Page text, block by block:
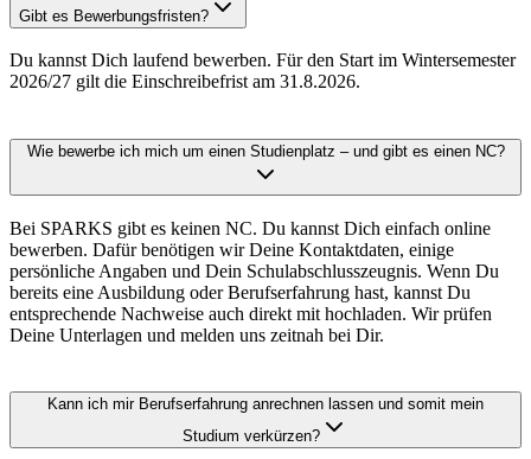
Gibt es Bewerbungsfristen?
Du kannst Dich laufend bewerben. Für den Start im Wintersemester
2026/27 gilt die Einschreibefrist am 31.8.2026.
Wie bewerbe ich mich um einen Studienplatz – und gibt es einen NC?
Bei SPARKS gibt es keinen NC. Du kannst Dich einfach online
bewerben. Dafür benötigen wir Deine Kontaktdaten, einige
persönliche Angaben und Dein Schulabschlusszeugnis. Wenn Du
bereits eine Ausbildung oder Berufserfahrung hast, kannst Du
entsprechende Nachweise auch direkt mit hochladen. Wir prüfen
Deine Unterlagen und melden uns zeitnah bei Dir.
Kann ich mir Berufserfahrung anrechnen lassen und somit mein
Studium verkürzen?